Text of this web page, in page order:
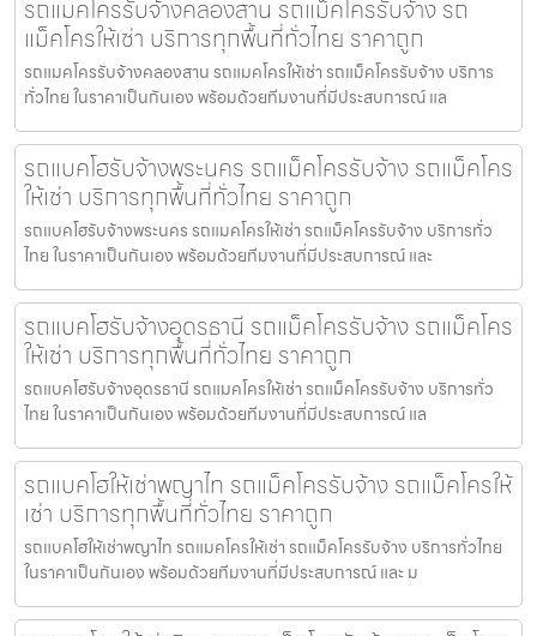
รถแมคโครรับจ้างคลองสาน รถแม็คโครรับจ้าง รถ
แม็คโครให้เช่า บริการทุกพื้นที่ทั่วไทย ราคาถูก
รถแมคโครรับจ้างคลองสาน รถแมคโครให้เช่า รถแม็คโครรับจ้าง บริการ
ทั่วไทย ในราคาเป็นกันเอง พร้อมด้วยทีมงานที่มีประสบการณ์ แล
รถแบคโฮรับจ้างพระนคร รถแม็คโครรับจ้าง รถแม็คโคร
ให้เช่า บริการทุกพื้นที่ทั่วไทย ราคาถูก
รถแบคโฮรับจ้างพระนคร รถแมคโครให้เช่า รถแม็คโครรับจ้าง บริการทั่ว
ไทย ในราคาเป็นกันเอง พร้อมด้วยทีมงานที่มีประสบการณ์ และ
รถแบคโฮรับจ้างอุดรธานี รถแม็คโครรับจ้าง รถแม็คโคร
ให้เช่า บริการทุกพื้นที่ทั่วไทย ราคาถูก
รถแบคโฮรับจ้างอุดรธานี รถแมคโครให้เช่า รถแม็คโครรับจ้าง บริการทั่ว
ไทย ในราคาเป็นกันเอง พร้อมด้วยทีมงานที่มีประสบการณ์ แล
รถแบคโฮให้เช่าพญาไท รถแม็คโครรับจ้าง รถแม็คโครให้
เช่า บริการทุกพื้นที่ทั่วไทย ราคาถูก
รถแบคโฮให้เช่าพญาไท รถแมคโครให้เช่า รถแม็คโครรับจ้าง บริการทั่วไทย
ในราคาเป็นกันเอง พร้อมด้วยทีมงานที่มีประสบการณ์ และ ม